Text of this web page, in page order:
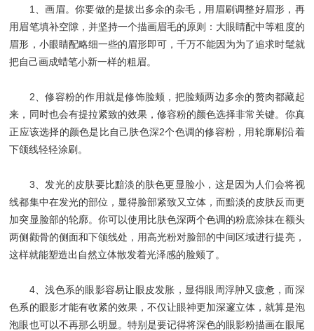
1、画眉。你要做的是拔出多余的杂毛，用眉刷调整好眉形，再
用眉笔填补空隙，并坚持一个描画眉毛的原则：大眼睛配中等粗度的
眉形，小眼睛配略细一些的眉形即可，千万不能因为为了追求时髦就
把自己画成蜡笔小新一样的粗眉。
2、修容粉的作用就是修饰脸颊，把脸颊两边多余的赘肉都藏起
来，同时也会有提拉紧致的效果，修容粉的颜色选择非常关键。你真
正应该选择的颜色是比自己肤色深2个色调的修容粉，用轮廓刷沿着
下颌线轻轻涂刷。
3、发光的皮肤要比黯淡的肤色更显脸小，这是因为人们会将视
线都集中在发光的部位，显得脸部紧致又立体，而黯淡的皮肤反而更
加突显脸部的轮廓。你可以使用比肤色深两个色调的粉底涂抹在额头
两侧颧骨的侧面和下颌线处，用高光粉对脸部的中间区域进行提亮，
这样就能塑造出自然立体散发着光泽感的脸颊了。
4、浅色系的眼影容易让眼皮发胀，显得眼周浮肿又疲惫，而深
色系的眼影才能有收紧的效果，不仅让眼神更加深邃立体，就算是泡
泡眼也可以不再那么明显。特别是要记得将深色的眼影粉描画在眼尾